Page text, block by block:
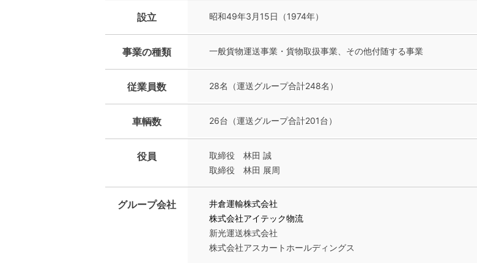
設立 昭和49年3月15日（1974年）
事業の種類 一般貨物運送事業・貨物取扱事業、その他付随する事業
従業員数 28名（運送グループ合計248名）
車輌数 26台（運送グループ合計201台）
役員
取締役 林田 誠
取締役 林田 展周
グループ会社
井倉運輸株式会社
株式会社アイテック物流
新光運送株式会社
株式会社アスカートホールディングス